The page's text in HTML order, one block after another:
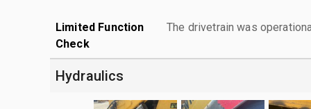
Limited Function
Check
The drivetrain was
Hydraulics